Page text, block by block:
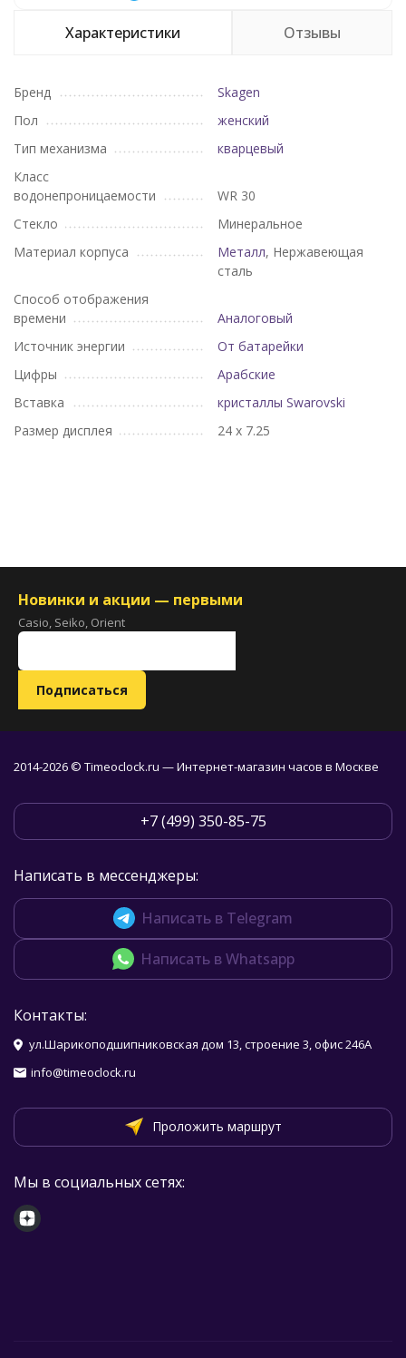
Характеристики Отзывы
Бренд
Skagen
Пол
женский
Тип механизма
кварцевый
Класс
водонепроницаемости
WR 30
Стекло
Минеральное
Материал корпуса
Металл, Нержавеющая
сталь
Способ отображения
времени
Аналоговый
Источник энергии
От батарейки
Цифры
Арабские
Вставка
кристаллы Swarovski
Размер дисплея
24 х 7.25
Новинки и акции — первыми
Casio, Seiko, Orient
2014-2026 © Timeoclock.ru — Интернет-магазин часов в Москве
+7 (499) 350-85-75
Написать в мессенджеры:
Написать в Telegram
Написать в Whatsapp
Контакты:
ул.Шарикоподшипниковская дом 13, строение 3, офис 246А
info@timeoclock.ru
Проложить маршрут
Мы в социальных сетях: